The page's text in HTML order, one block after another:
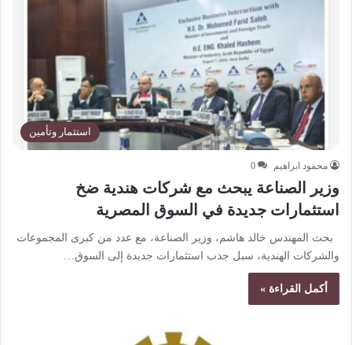
استثمار وتأمين
محمود ابراهيم 0
وزير الصناعة يبحث مع شركات هندية ضخ
استثمارات جديدة في السوق المصرية
بحث المهندس خالد هاشم، وزير الصناعة، مع عدد من كبرى المجموعات
والشركات الهندية، سبل جذب استثمارات جديدة إلى السوق…
أكمل القراءة »